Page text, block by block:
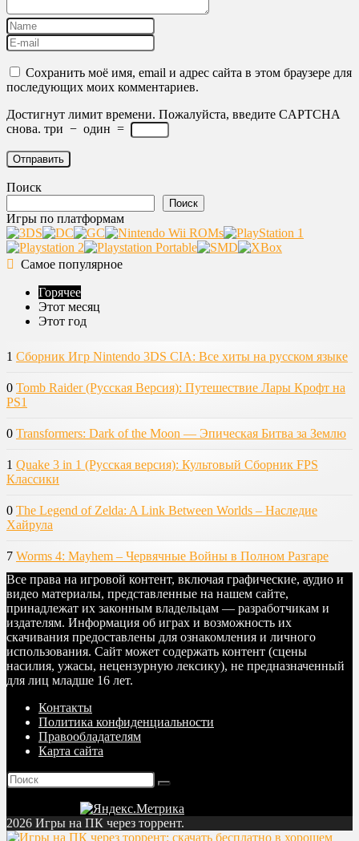
Сохранить моё имя, email и адрес сайта в этом браузере для
последующих моих комментариев.
Достигнут лимит времени. Пожалуйста, введите CAPTCHA
снова. три − один =
Поиск
Поиск
Игры по платформам
Самое популярное
Горячее
Этот месяц
Этот год
1 Сборник Игр Nintendo 3DS CIA: Все хиты на русском языке
0 Tomb Raider (Русская Версия): Путешествие Лары Крофт на
PS1
0 Transformers: Dark of the Moon — Эпическая Битва за Землю
1 Quake 3 in 1 (Русская версия): Культовый Сборник FPS
Классики
0 The Legend of Zelda: A Link Between Worlds – Наследие
Хайрула
7 Worms 4: Mayhem – Червячные Войны в Полном Разгаре
Все права на игровой контент, включая графические, аудио и
видео материалы, представленные на нашем сайте,
принадлежат их законным владельцам — разработчикам и
издателям. Информация об играх и возможность их
скачивания предоставлены для ознакомления и личного
использования. Сайт может содержать контент (сцены
насилия, ужасы, нецензурную лексику), не предназначенный
для лиц младше 16 лет.
Контакты
Политика конфиденциальности
Правообладателям
Карта сайта
2026 Игры на ПК через торрент.